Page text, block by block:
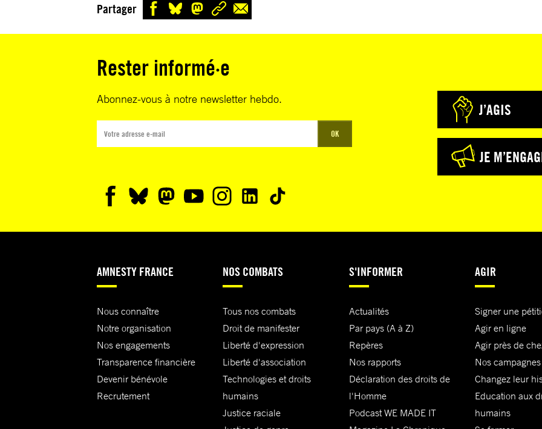
Partager
Rester informé·e
Abonnez-vous à notre newsletter hebdo.
OK
J’AGIS
JE
AMNESTY FRANCE
Nous connaître
Notre organisation
Nos engagements
Transparence financière
Devenir bénévole
Recrutement
NOS COMBATS
Tous nos combats
Droit de manifester
Liberté d'expression
Liberté d'association
Technologies et droits
humains
Justice raciale
S'INFORMER
Actualités
Par pays (A à Z)
Repères
Nos rapports
Déclaration des droits de
l'Homme
Podcast WE MADE IT
AGIR
Signer une
Agir en ligne
Agir près de
Nos campagnes
Changez leur
Education aux
humains